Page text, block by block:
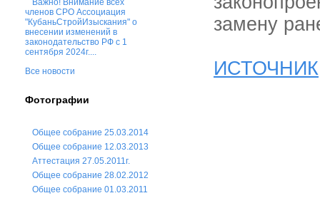
Важно! Внимание всех
членов СРО Ассоциация
"КубаньСтройИзыскания" о
внесении изменений в
законодательство РФ с 1
сентября 2024г....
Все новости
Фотографии
Общее собрание 25.03.2014
Общее собрание 12.03.2013
Аттестация 27.05.2011г.
Общее собрание 28.02.2012
Общее собрание 01.03.2011
замену
ИСТОЧНИК